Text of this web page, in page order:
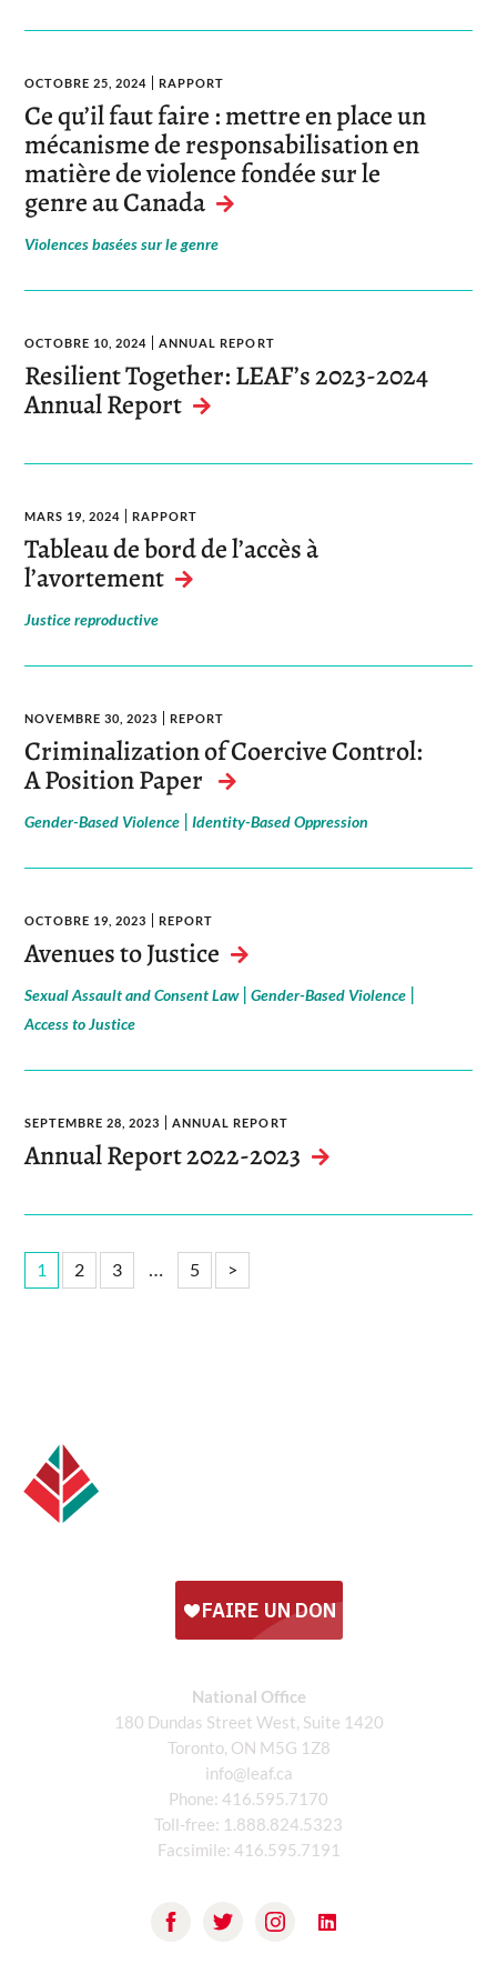
OCTOBRE 25, 2024 RAPPORT
Ce qu’il faut faire : mettre en place un
mécanisme de responsabilisation en
matière de violence fondée sur le
genre au Canada
Violences basées sur le genre
OCTOBRE 10, 2024 ANNUAL REPORT
Resilient Together: LEAF’s 2023-2024
Annual Report
MARS 19, 2024 RAPPORT
Tableau de bord de l’accès à
l’avortement
Justice reproductive
NOVEMBRE 30, 2023 REPORT
Criminalization of Coercive Control:
A Position Paper
Gender-Based Violence |Identity-Based Oppression
OCTOBRE 19, 2023 REPORT
Avenues to Justice
Sexual Assault and Consent Law|Gender-Based Violence |
Access to Justice
SEPTEMBRE 28, 2023 ANNUAL REPORT
Annual Report 2022-2023
1 2 3 … 5 >
National Office
180 Dundas Street West, Suite 1420
Toronto, ON M5G 1Z8
info@leaf.ca
Phone: 416.595.7170
Toll-free: 1.888.824.5323
Facsimile: 416.595.7191